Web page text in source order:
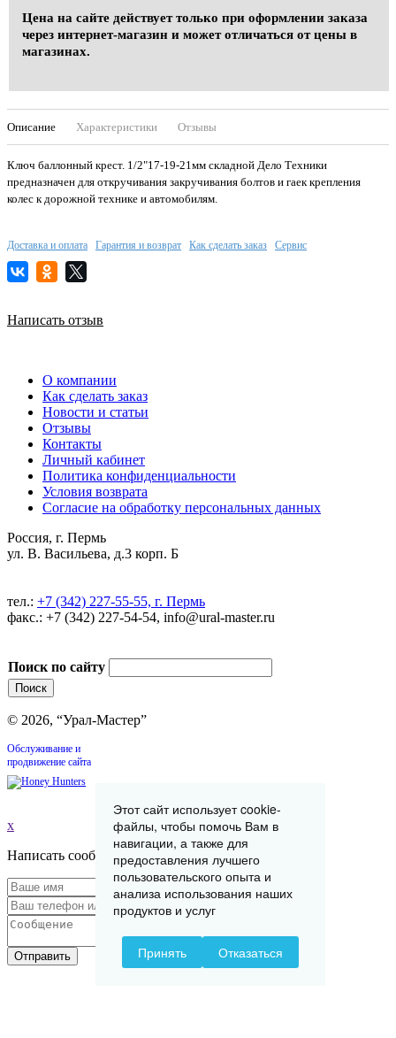
Цена на сайте действует только при оформлении заказа
через интернет-магазин и может отличаться от цены в
магазинах.
Описание Характеристики Отзывы
Ключ баллонный крест. 1/2"17-19-21мм складной Дело Техники
предназначен для откручивания закручивания болтов и гаек крепления
колес к дорожной технике и автомобилям.
Доставка и оплата Гарантия и возврат Как сделать заказ Сервис
Написать отзыв
О компании
Как сделать заказ
Новости и статьи
Отзывы
Контакты
Личный кабинет
Политика конфиденциальности
Условия возврата
Согласие на обработку персональных данных
Россия, г. Пермь
ул. В. Васильева, д.3 корп. Б
тел.: +7 (342) 227-55-55, г. Пермь
факс.: +7 (342) 227-54-54, info@ural-master.ru
Поиск по сайту
© 2026, “Урал-Мастер”
Обслуживание и
продвижение сайта
x
Написать сообщение
Отправить
Этот сайт использует cookie-
файлы, чтобы помочь Вам в
навигации, а также для
предоставления лучшего
пользовательского опыта и
анализа использования наших
продуктов и услуг
Принять Отказаться